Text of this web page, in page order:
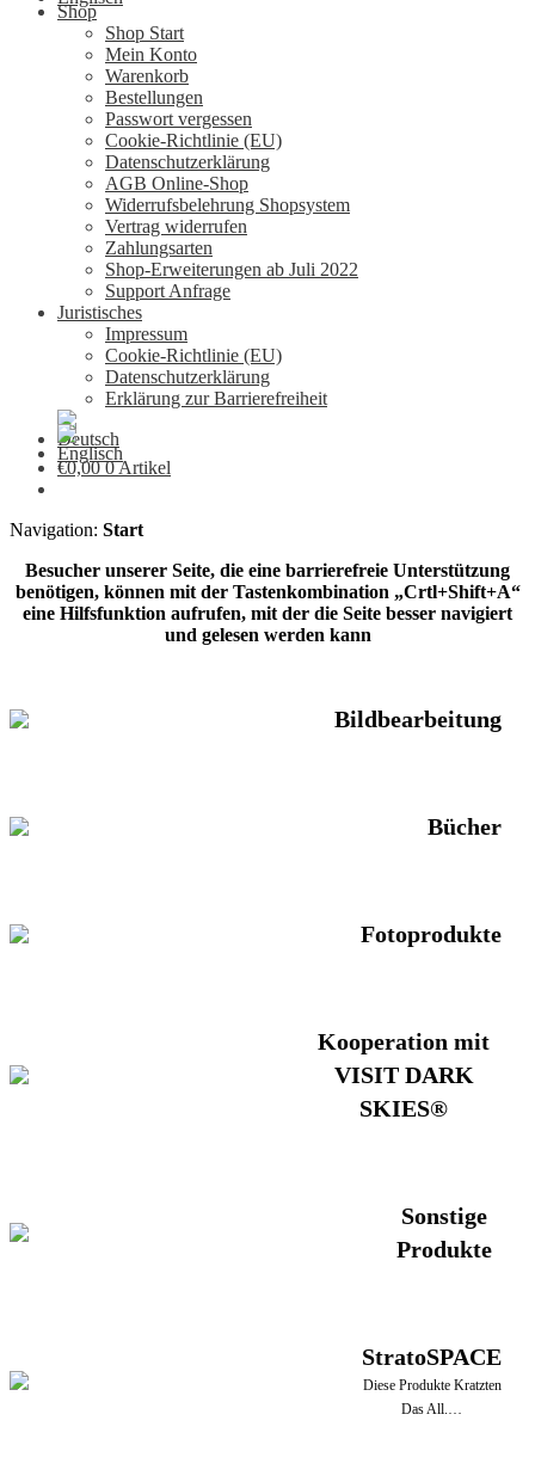
Shop
Shop Start
Mein Konto
Warenkorb
Bestellungen
Passwort vergessen
Cookie-Richtlinie (EU)
Datenschutzerklärung
AGB Online-Shop
Widerrufsbelehrung Shopsystem
Vertrag widerrufen
Zahlungsarten
Shop-Erweiterungen ab Juli 2022
Support Anfrage
Juristisches
Impressum
Cookie-Richtlinie (EU)
Datenschutzerklärung
Erklärung zur Barrierefreiheit
€0,00 0 Artikel
Navigation: Start
Besucher unserer Seite, die eine barrierefreie Unterstützung
benötigen, können mit der Tastenkombination „Crtl+Shift+A“
eine Hilfsfunktion aufrufen, mit der die Seite besser navigiert
und gelesen werden kann
Bildbearbeitung
Bücher
Fotoprodukte
Kooperation mit
VISIT DARK
SKIES®
Sonstige
Produkte
StratoSPACE
Diese Produkte Kratzten
Das All.…